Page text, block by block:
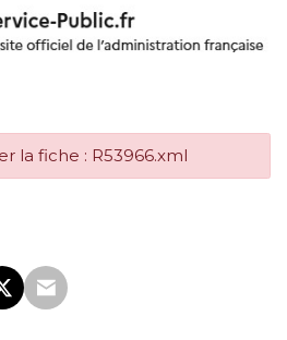
la fiche : R53966.xml